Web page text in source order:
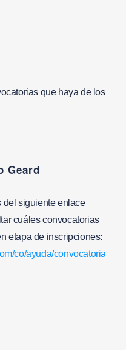
que haya de los
Geard
del siguiente enlace
cuáles convocatorias
etapa de inscripciones:
co/ayuda/convocatorias/